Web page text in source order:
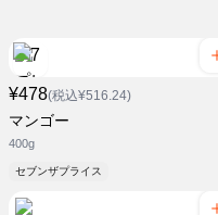
¥478(税込¥516.24)
マンゴー
400g
セブンザプライス